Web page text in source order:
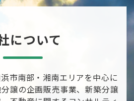
について
市南部・湘南エリアを中心に
譲の企画販売事業、新築分譲